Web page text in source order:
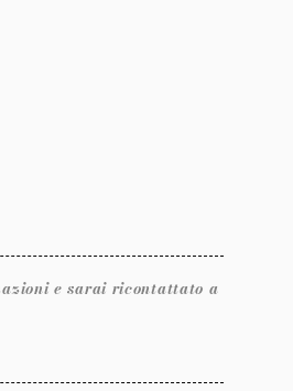
e sarai ricontattato a